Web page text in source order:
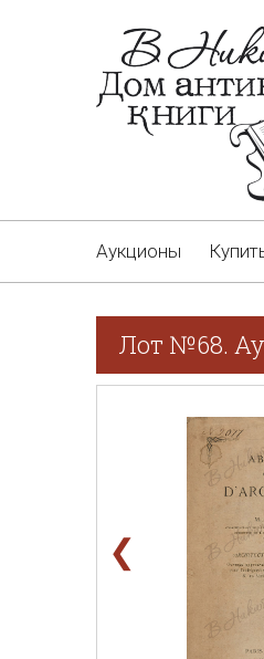
Аукционы
Лот №68.
❮